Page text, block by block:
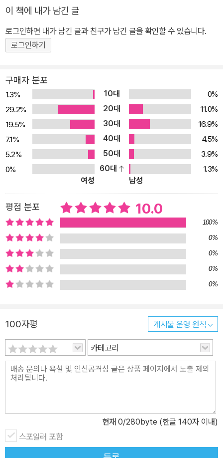
습자들이 가장 많이 낚이는 문제 30 수록 ▶ 무료 해설강의 제공 - 최
신 기출변형 Part 5, 6 모의고사 2회분 제공 7. 현강 같은 인강, 저절
로 집중되는 기출 포인트 강의 (유료) - 점수 수직 상승 현강으로 유
중요 포인트를 확실히 짚어 주며, 주요 공식을 그 자리에서 암기하도
록 코칭 ★ 이 책의 구성과 특징 1. 최빈출 기출포인트 시험에 꼭 나오
는 출제 포인트를 엄선해 알기 쉽게, 군더더기 없이 설명하고 기억에
오래 남을 수 있게 정리하였다. 2. 필수 암기 리스트 반드시 외워야 할
필수 내용을 암기하기 쉽게 정리하였다. 시험 직전 이 부분만 빠르게
훑어보고 시험장에 가도 몇 문제는 더 맞힐 수 있도록 엄선한 리스트
이다. 3. 기출변형 문제형 예문 눈으로 보고 지나가는 일방적 제시 예
문이 아닌, 출제 포인트를 떠올려 헷갈리는 오답과 비교해 정답을 골
라내야 하는 문제형 예문으로 학습 효과를 극대화하였다. 전부 기출
변형으로 이루어져 있어, 제시된 출제 포인트를 완벽하게 내 것으로
만들 수 있다. 4. 길토익 TIP 기본 학습 내용에서 더 나아가, 기출 정
보, 고난도 학습 포인트, 실전에서 바로 적용할 수 있는 길토익만의 문
제풀이 전략 등을 안내한다. 5. REVIEW NOTE 꼭 암기하고 있어야
할 문법 공식을 빈칸 채우기로 확인하는 코너이다. 손으로 직접 써 보
면서 확실하게 암기할 수 있다. 6. 기출 PRACTICE 해당 Unit의 학
습이 끝나면 기출 변형된 문제들을 풀면서 학습이 잘 되었는지 점검
가장 많이 낚이는 문제 30 오랜 현장 강의 데이터에서 뽑은, 수강생
들이 가장 많이 낚이는 문제들을 선정하여 제공한다. 일일이 해석하
지 않고도 정답으로 직행하는 법을 알려주는 길토익 무료 해설강의도
시원스쿨랩 유튜브를 통해 제공한다. 8. Part 5, 6 실전 모의고사 2
회분 토익 시험의 최신 출제 트렌드를 반영한 최신 기출변형 실전 모
주일 만에 마스터하고 싶은 학습자 - 토익 시험에서 RC 문제풀이 시
간이 많이 부족한 학습자 - 토익 시험에서 Part 5를 10분 컷으로 끝
내고 Part 7 문제 풀이 시간을 확보하고 싶은 학습자 - 현강처럼 강
이 책에 내가 남긴 글
로그인하면 내가 남긴 글과 친구가 남긴 글을 확인할 수 있습니다.
로그인하기
구매자 분포
1.3% 10대
0%
29.2%
20대
11.0%
19.5%
30대
16.9%
7.1%
40대
4.5%
5.2%
50대
3.9%
0%
60대
1.3%
여성
남성
평점 분포 10.0
100%
0%
0%
0%
0%
100자평 게시물 운영 원칙
카테고리
현재 0/280byte (한글 140자 이내)
스포일러 포함